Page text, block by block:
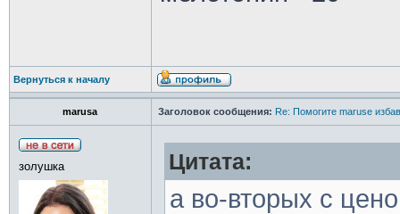
Вернуться к началу
marusa Заголовок сообщения: Re: Помогите maruse
золушка Цитата:
а во-вторых с